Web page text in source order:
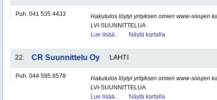
Puh. 041 535 4433
Hakutulos löytyi yrityksen omien www-sivujen
LVI-SUUNNITTELUA
Lue lisää..
Näytä kartalla
22. CR Suunnittelu Oy LAHTI
Puh. 044 595 8578
Hakutulos löytyi yrityksen omien www-sivujen
LVI-SUUNNITTELUA
Lue lisää..
Näytä kartalla